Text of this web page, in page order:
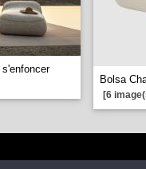
s'enfoncer
Bolsa
[6